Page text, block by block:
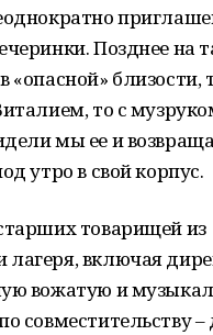
Позднее на
«опасной»
то с
мы ее и
утро в свой корпус.
товарищей из
включая
вожатую и
совместительству